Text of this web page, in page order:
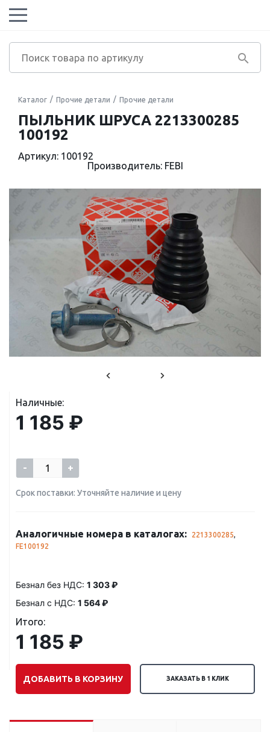
Каталог Прочие детали Прочие детали
ПЫЛЬНИК ШРУСА 2213300285
100192
Артикул: 100192
Производитель: FEBI
Наличные:
1 185 ₽
- +
Срок поставки: Уточняйте наличие и цену
Аналогичные номера в каталогах: 2213300285,
FE100192
Безнал без НДС: 1 303 ₽
Безнал с НДС: 1 564 ₽
Итого:
1 185 ₽
ДОБАВИТЬ В КОРЗИНУ ЗАКАЗАТЬ В 1 КЛИК